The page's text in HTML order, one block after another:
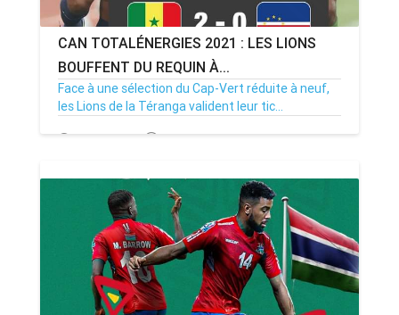
CAN TOTALÉNERGIES 2021 : LES LIONS
BOUFFENT DU REQUIN À...
Face à une sélection du Cap-Vert réduite à neuf,
les Lions de la Téranga valident leur tic...
25/01/22 Par MenouActu 0